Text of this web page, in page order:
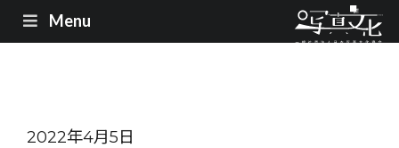
Menu
2022年4月5日